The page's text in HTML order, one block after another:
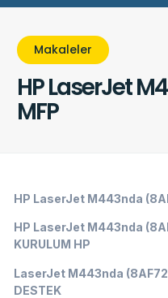
Makaleler
HP LaserJet
MFP
HP LaserJet M443nda
HP LaserJet M443nda
KURULUM HP
LaserJet M443nda
DESTEK